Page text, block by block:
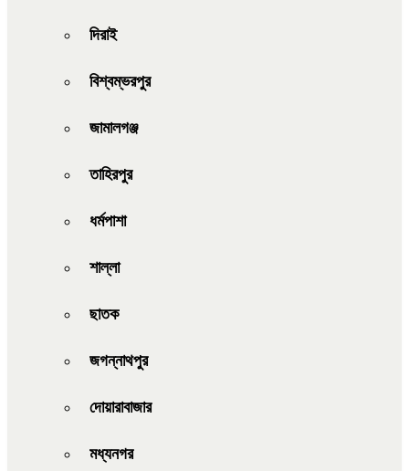
দিরাই
বিশ্বম্ভরপুর
জামালগঞ্জ
তাহিরপুর
ধর্মপাশা
শাল্লা
ছাতক
জগন্নাথপুর
দোয়ারাবাজার
মধ্যনগর